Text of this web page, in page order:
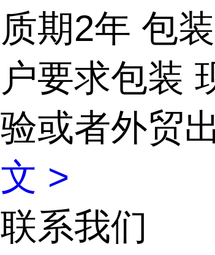
质期2年 包
户要求包装
验或者外贸
文 >
联系我们